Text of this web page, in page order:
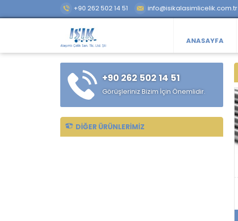
+90 262 502 14 51 info@isikalasimlicelik.com.tr
ANASAYFA
+90 262 502 14 51
Görüşleriniz Bizim İçin Önemlidir.
DIĞER ÜRÜNLERIMIZ